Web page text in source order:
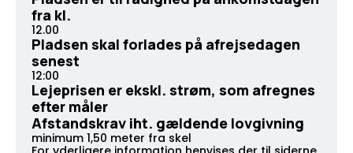
fra kl.
12.00
Pladsen skal forlades på afrejsedagen
senest
12:00
Lejeprisen er ekskl. strøm, som afregnes
efter måler
Afstandskrav iht. gældende lovgivning
minimum 1,50 meter fra skel